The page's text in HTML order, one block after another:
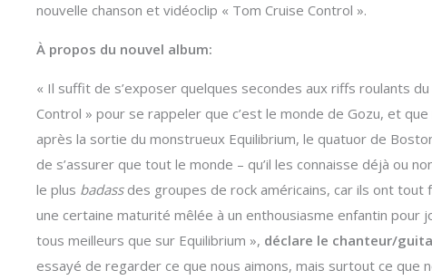
nouvelle chanson et vidéoclip « Tom Cruise Control ».
À propos du nouvel album:
« Il suffit de s’exposer quelques secondes aux riffs roulants
Control » pour se rappeler que c’est le monde de Gozu, et que
après la sortie du monstrueux Equilibrium, le quatuor de
de s’assurer que tout le monde – qu’il les connaisse déjà ou
le plus badassdes groupes de rock américains, car ils ont tout
une certaine maturité mêlée à un enthousiasme enfantin pour
tous meilleurs que sur Equilibrium », déclare le chanteur/
essayé de regarder ce que nous aimons, mais surtout ce que